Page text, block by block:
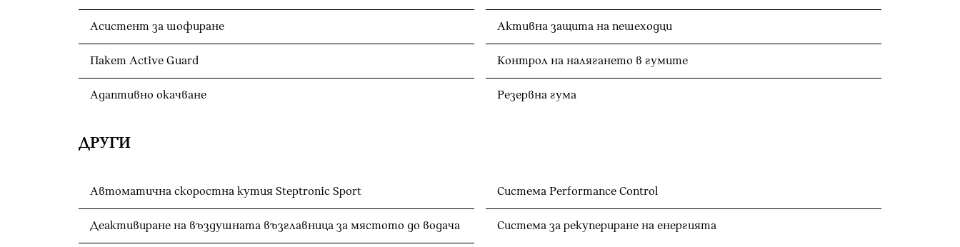
Асистент за шофиране
Пакет Active Guard
Адаптивно окачване
Активна защита на пешеходци
Контрол на налягането в гумите
Резервна гума
ДРУГИ
Автоматична скоростна кутия Steptronic Sport
Деактивиране на въздушната възглавница за мястото до водача
Система Performance Control
Система за рекупериране на енергията